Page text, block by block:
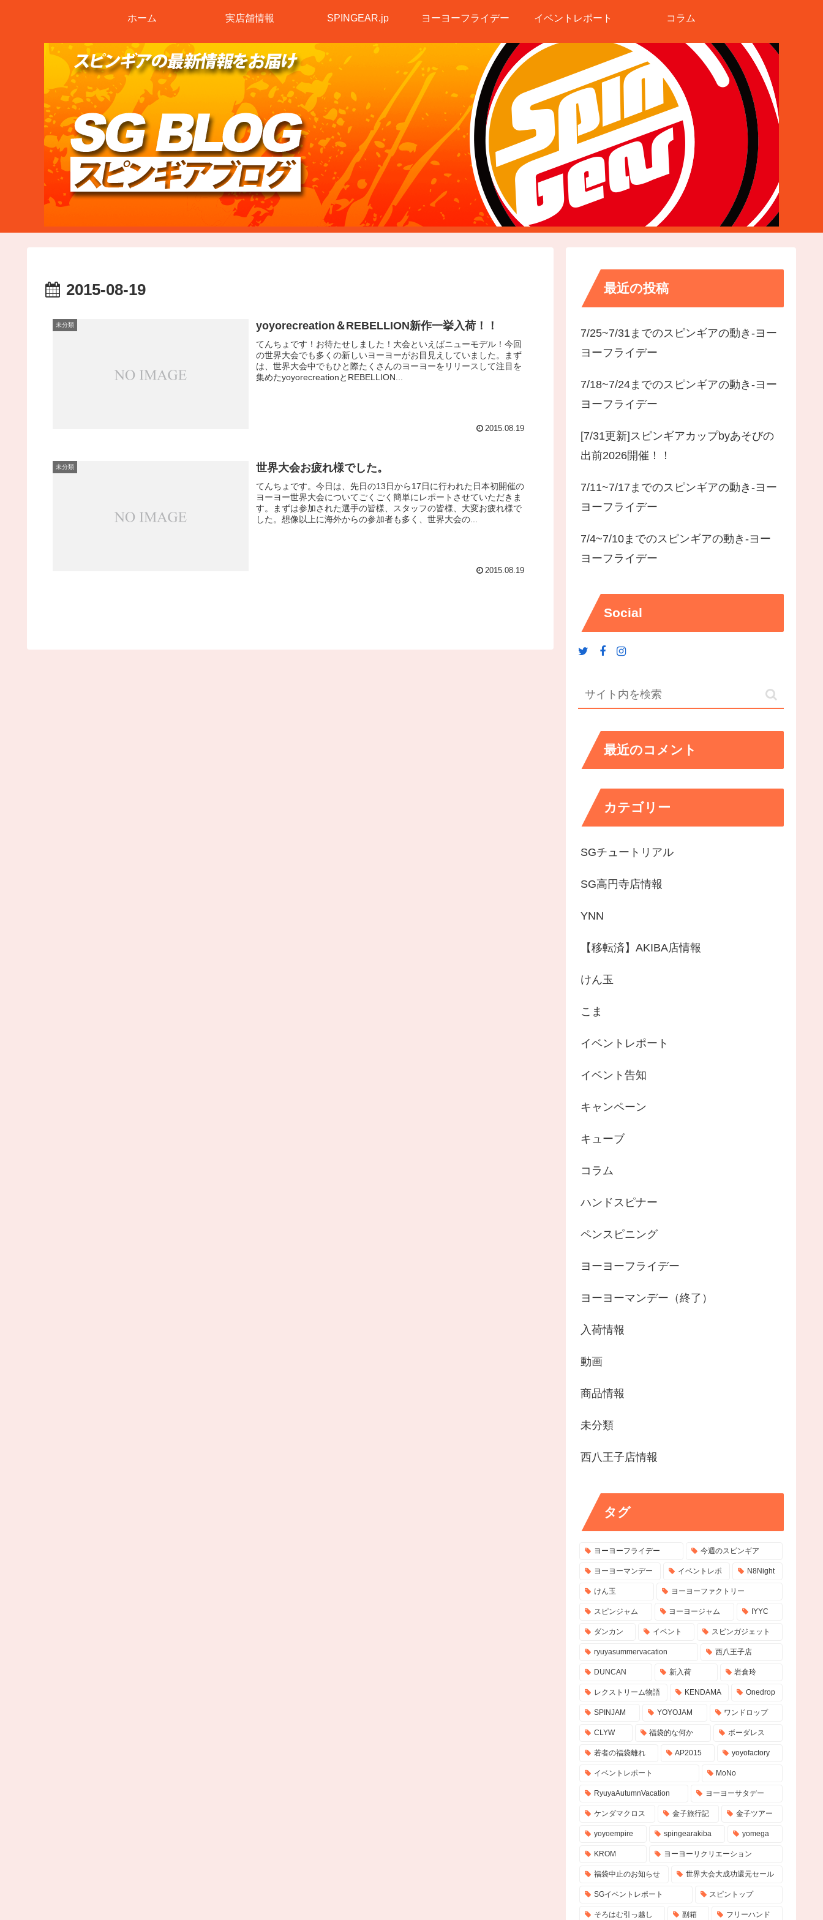
ホーム 実店舗情報 SPINGEAR.jp ヨーヨーフライデー イベントレポート コラム
2015-08-19
未分類 yoyorecreation＆REBELLION新作一挙入荷！！
てんちょです！お待たせしました！大会といえばニューモデル！今回
の世界大会でも多くの新しいヨーヨーがお目見えしていました。まず
は、世界大会中でもひと際たくさんのヨーヨーをリリースして注目を
集めたyoyorecreationとREBELLION...
2015.08.19
未分類 世界大会お疲れ様でした。
てんちょです。今日は、先日の13日から17日に行われた日本初開催の
ヨーヨー世界大会についてごくごく簡単にレポートさせていただきま
す。まずは参加された選手の皆様、スタッフの皆様、大変お疲れ様で
した。想像以上に海外からの参加者も多く、世界大会の...
2015.08.19
最近の投稿
7/25~7/31までのスピンギアの動き-ヨー
ヨーフライデー
7/18~7/24までのスピンギアの動き-ヨー
ヨーフライデー
[7/31更新]スピンギアカップbyあそびの
出前2026開催！！
7/11~7/17までのスピンギアの動き-ヨー
ヨーフライデー
7/4~7/10までのスピンギアの動き-ヨー
ヨーフライデー
Social
最近のコメント
カテゴリー
SGチュートリアル
SG高円寺店情報
YNN
【移転済】AKIBA店情報
けん玉
こま
イベントレポート
イベント告知
キャンペーン
キューブ
コラム
ハンドスピナー
ペンスピニング
ヨーヨーフライデー
ヨーヨーマンデー（終了）
入荷情報
動画
商品情報
未分類
西八王子店情報
タグ
ヨーヨーフライデー 今週のスピンギア
ヨーヨーマンデー イベントレポ N8Night
けん玉 ヨーヨーファクトリー
スピンジャム ヨーヨージャム IYYC
ダンカン イベント スピンガジェット
ryuyasummervacation 西八王子店
DUNCAN 新入荷 岩倉玲
レクストリーム物語 KENDAMA Onedrop
SPINJAM YOYOJAM ワンドロップ
CLYW 福袋的な何か ボーダレス
若者の福袋離れ AP2015 yoyofactory
イベントレポート MoNo
RyuyaAutumnVacation ヨーヨーサタデー
ケンダマクロス 金子旅行記 金子ツアー
yoyoempire spingearakiba yomega
KROM ヨーヨーリクリエーション
福袋中止のお知らせ 世界大会大成功還元セール
SGイベントレポート スピントップ
そろはむ引っ越し 副箱 フリーハンド